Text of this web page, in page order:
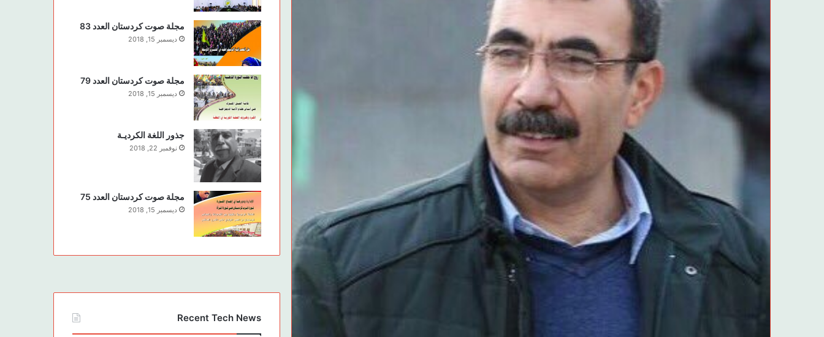
مجلة صوت كردستان العدد 83
ديسمبر 15, 2018
مجلة صوت كردستان العدد 79
ديسمبر 15, 2018
جذور اللغة الكرديـة
نوفمبر 22, 2018
مجلة صوت كردستان العدد 75
ديسمبر 15, 2018
Recent Tech News